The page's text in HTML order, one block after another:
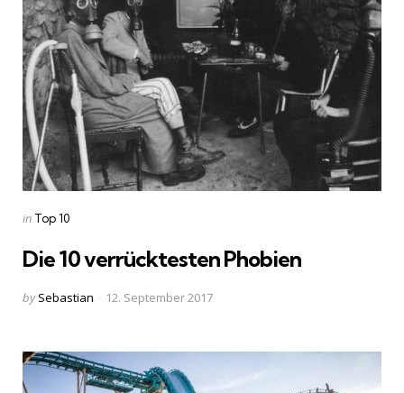
Categories
Posted
in Top 10
Die 10 verrücktesten Phobien
Posted
by Sebastian 12. September 2017